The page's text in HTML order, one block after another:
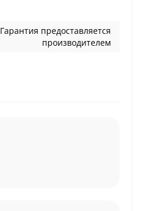
Гарантия предоставляется
производителем